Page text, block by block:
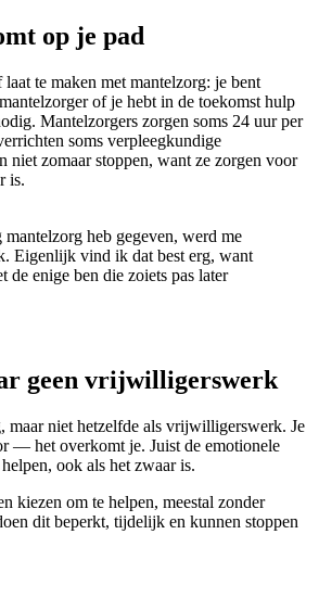
op je pad
te maken met mantelzorg: je bent
of je hebt in de toekomst hulp
Mantelzorgers zorgen soms 24 uur per
soms verpleegkundige
niet zomaar stoppen, want ze zorgen voor
is.
heb gegeven, werd me
Eigenlijk vind ik dat best erg, want
de enige ben die zoiets pas later
geen vrijwilligerswerk
niet hetzelfde als vrijwilligerswerk. Je
— het overkomt je. Juist de emotionele
ook als het zwaar is.
kiezen om te helpen, meestal zonder
dit beperkt, tijdelijk en kunnen stoppen